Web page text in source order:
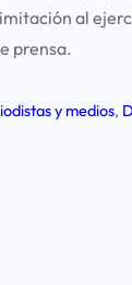
al
prensa.
y medios,